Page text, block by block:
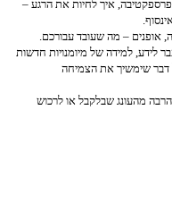
איך לחיות את הרגע –
מה שעובד עבורכם.
של מיומנויות חדשות
את הצמיחה
שבלקבל או לרכוש